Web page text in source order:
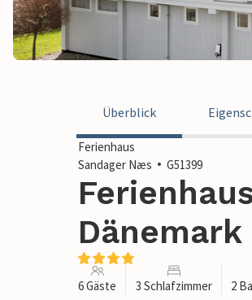
Überblick
Ferienhaus
Sandager Næs
G51399
Dänemark
6 Gäste 3 Schlafzimmer 2